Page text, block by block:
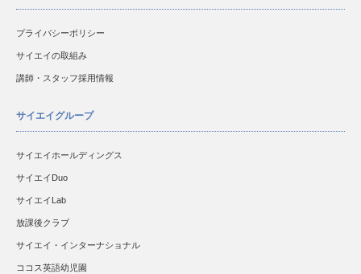
プライバシーポリシー
サイエイの取組み
講師・スタッフ採用情報
サイエイグループ
サイエイホールディングス
サイエイDuo
サイエイLab
放課後クラブ
サイエイ・インターナショナル
ココス英語幼児園